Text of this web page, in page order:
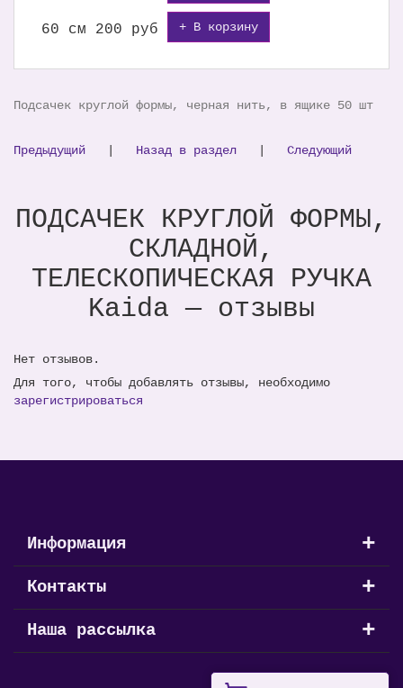
60 см 200 руб + В корзину
Подсачек круглой формы, черная нить, в ящике 50 шт
Предыдущий | Назад в раздел | Следующий
ПОДСАЧЕК КРУГЛОЙ ФОРМЫ,
СКЛАДНОЙ,
ТЕЛЕСКОПИЧЕСКАЯ РУЧКА
Kaida — отзывы
Нет отзывов.
Для того, чтобы добавлять отзывы, необходимо
зарегистрироваться
Информация +
Контакты +
Наша рассылка +